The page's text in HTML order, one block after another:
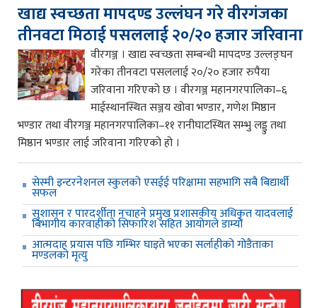
खाद्य स्वच्छता मापदण्ड उल्लंघन गरे वीरगंजका
तीनवटा मिठाई पसललाई २०/२० हजार जरिवाना
वीरगञ्ज । खाद्य स्वच्छता सम्बन्धी मापदण्ड उल्लङ्घन
गरेका तीनवटा पसललाई २०/२० हजार रुपैया
जरिवाना गरिएको छ । वीरगञ्ज महानगरपालिका–६
माईस्थानस्थित सञ्जय खोवा भण्डार, गणेश मिष्ठान
भण्डार तथा वीरगञ्ज महानगरपालिका–११ रानीघाटस्थित सम्भु लड्डु तथा
मिष्ठान भण्डार लाई जरिवाना गरिएको हो ।
सेस्मी इन्टरनेशनल स्कुलको एसईई परिक्षामा सहभागि सबै बिद्यार्थी
सफल
सुशासन र पारदर्शीता नचाहने प्रमुख प्रशासकीय अधिकृत यादवलाई
बिभागीय कारवाहीको सिफारिश सहित आयोगले डाम्यो
आत्मदाह प्रयास पछि गम्भिर घाइते भएका सर्लाहीको गोडैताका
मण्डलको मृत्यु